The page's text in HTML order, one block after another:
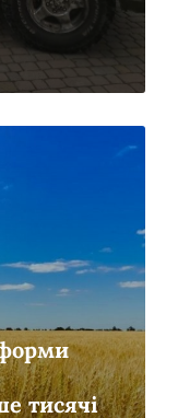
тисячі